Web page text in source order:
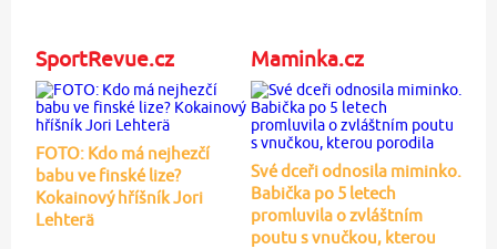
SportRevue.cz
FOTO: Kdo má nejhezčí
babu ve finské lize?
Kokainový hříšník Jori
Lehterä
Maminka.cz
Své dceři odnosila miminko.
Babička po 5 letech
promluvila o zvláštním
poutu s vnučkou, kterou